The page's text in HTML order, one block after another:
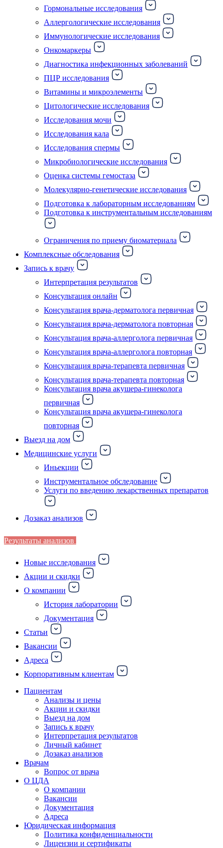
Гормональные исследования
Аллергологические исследования
Иммунологические исследования
Онкомаркеры
Диагностика инфекционных заболеваний
ПЦР исследования
Витамины и микроэлементы
Цитологические исследования
Исследования мочи
Исследования кала
Исследования спермы
Микробиологические исследования
Оценка системы гемостаза
Молекулярно-генетические исследования
Подготовка к лабораторным исследованиям
Подготовка к инструментальным исследованиям
Ограничения по приему биоматериала
Комплексные обследования
Запись к врачу
Интерпретация результатов
Консультация онлайн
Консультация врача-дерматолога первичная
Консультация врача-дерматолога повторная
Консультация врача-аллерголога первичная
Консультация врача-аллерголога повторная
Консультация врача-терапевта первичная
Консультация врача-терапевта повторная
Консультация врача акушера-гинеколога
первичная
Консультация врача акушера-гинеколога
повторная
Выезд на дом
Медицинские услуги
Иньекции
Инструментальное обследование
Услуги по введению лекарственных препаратов
Дозаказ анализов
Результаты анализов
Новые исследования
Акции и скидки
О компании
История лаборатории
Документация
Статьи
Вакансии
Адреса
Корпоративным клиентам
Пациентам
Анализы и цены
Акции и скидки
Выезд на дом
Запись к врачу
Интерпретация результатов
Личный кабинет
Дозаказ анализов
Врачам
Вопрос от врача
О ЦДА
О компании
Вакансии
Документация
Адреса
Юридическая информация
Политика конфиденциальности
Лицензии и сертификаты